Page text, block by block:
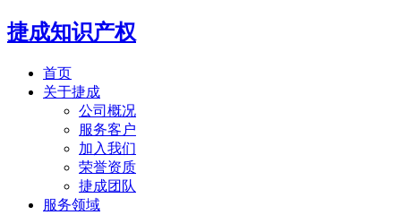
捷成知识产权
首页
关于捷成
公司概况
服务客户
加入我们
荣誉资质
捷成团队
服务领域